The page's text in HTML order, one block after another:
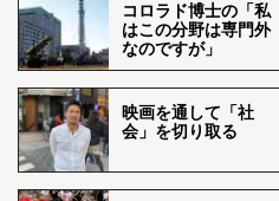
コロラド博士の「私
はこの分野は専門外
なのですが」
映画を通して「社
会」を切り取る